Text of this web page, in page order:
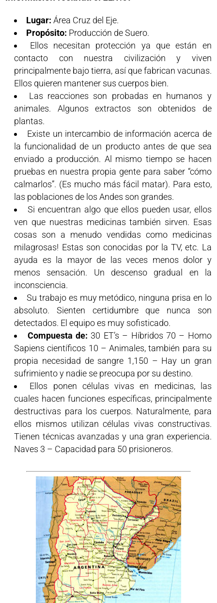
Lugar: Área Cruz del Eje.
Propósito: Producción de Suero.
Ellos necesitan protección ya que están en
contacto con nuestra civilización y viven
principalmente bajo tierra, así que fabrican vacunas.
Ellos quieren mantener sus cuerpos bien.
Las reacciones son probadas en humanos y
animales. Algunos extractos son obtenidos de
plantas.
Existe un intercambio de información acerca de
la funcionalidad de un producto antes de que sea
enviado a producción. Al mismo tiempo se hacen
pruebas en nuestra propia gente para saber “cómo
calmarlos”. (Es mucho más fácil matar). Para esto,
las poblaciones de los Andes son grandes.
Si encuentran algo que ellos pueden usar, ellos
ven que nuestras medicinas también sirven. Esas
cosas son a menudo vendidas como medicinas
milagrosas! Estas son conocidas por la TV, etc. La
ayuda es la mayor de las veces menos dolor y
menos sensación. Un descenso gradual en la
inconsciencia.
Su trabajo es muy metódico, ninguna prisa en lo
absoluto. Sienten certidumbre que nunca son
detectados. El equipo es muy sofisticado.
Compuesta de: 30 ET’s – Híbridos 70 – Homo
Sapiens científicos 10 – Animales, también para su
propia necesidad de sangre 1,150 – Hay un gran
sufrimiento y nadie se preocupa por su destino.
Ellos ponen células vivas en medicinas, las
cuales hacen funciones específicas, principalmente
destructivas para los cuerpos. Naturalmente, para
ellos mismos utilizan células vivas constructivas.
Tienen técnicas avanzadas y una gran experiencia.
Naves 3 – Capacidad para 50 prisioneros.